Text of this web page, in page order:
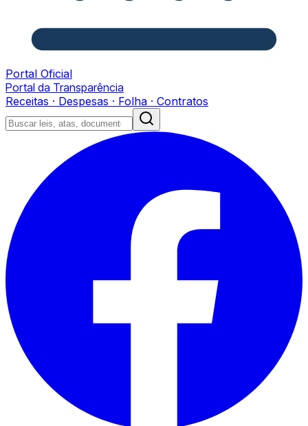
Portal Oficial
Portal da Transparência
Receitas · Despesas · Folha · Contratos